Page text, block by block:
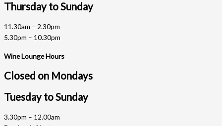
Thursday to Sunday
11.30am – 2.30pm
5.30pm – 10.30pm
Wine Lounge Hours
Closed on Mondays
Tuesday to Sunday
3.30pm – 12.00am